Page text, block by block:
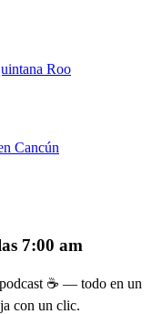
Roo
Cancún
7:00 am
☕ — todo en un
con un clic.